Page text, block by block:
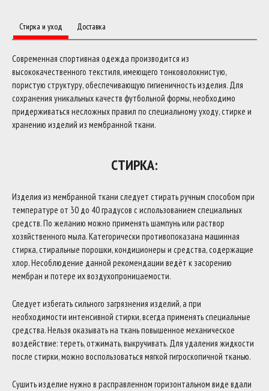
Стирка и уход Доставка
Современная спортивная одежда производится из
высококачественного текстиля, имеющего тонковолокнистую,
пористую структуру, обеспечивающую гигиеничность изделия. Для
сохранения уникальных качеств футбольной формы, необходимо
придерживаться несложных правил по специальному уходу, стирке и
хранению изделий из мембранной ткани.
СТИРКА:
Изделия из мембранной ткани следует стирать ручным способом при
температуре от 30 до 40 градусов с использованием специальных
средств. По желанию можно применять шампунь или раствор
хозяйственного мыла. Категорически противопоказана машинная
стирка, стиральные порошки, кондиционеры и средства, содержащие
хлор. Несоблюдение данной рекомендации ведёт к засорению
мембран и потере их воздухопроницаемости.
Следует избегать сильного загрязнения изделий, а при
необходимости интенсивной стирки, всегда применять специальные
средства. Нельзя оказывать на ткань повышенное механическое
воздействие: тереть, отжимать, выкручивать. Для удаления жидкости
после стирки, можно воспользоваться мягкой гигроскопичной тканью.
Сушить изделие нужно в расправленном горизонтальном виде вдали